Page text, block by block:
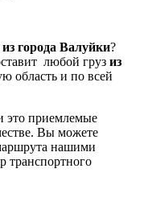
из города Валуйки?
любой груз из
область и по всей
это приемлемые
Вы можете
нашими
транспортного